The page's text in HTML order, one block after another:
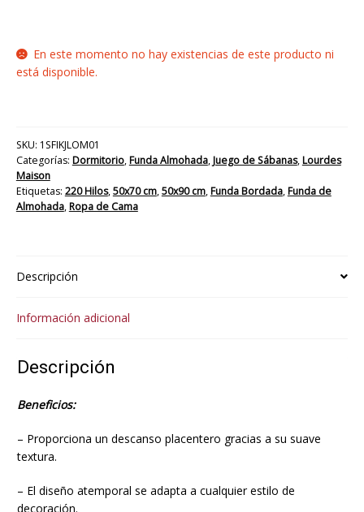
En este momento no hay existencias de este producto ni
está disponible.
SKU: 1SFIKJLOM01
Categorías: Dormitorio,Funda Almohada,Juego de Sábanas,Lourdes
Maison
Etiquetas: 220 Hilos,50x70 cm,50x90 cm,Funda Bordada,Funda de
Almohada,Ropa de Cama
Descripción
Información adicional
Descripción
Beneficios:
– Proporciona un descanso placentero gracias a su suave
textura.
– El diseño atemporal se adapta a cualquier estilo de
decoración.